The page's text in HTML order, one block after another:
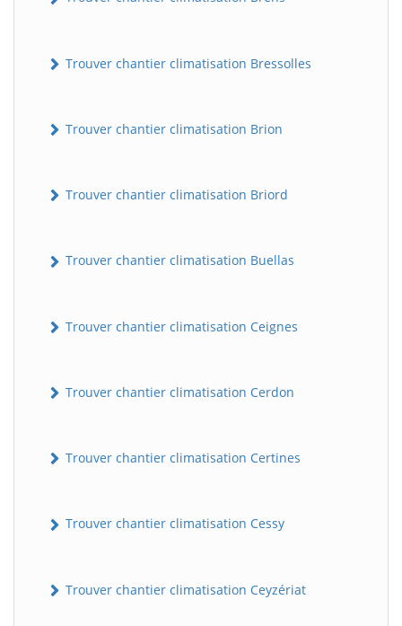
Trouver chantier climatisation Bressolles
Trouver chantier climatisation Brion
Trouver chantier climatisation Briord
Trouver chantier climatisation Buellas
Trouver chantier climatisation Ceignes
Trouver chantier climatisation Cerdon
Trouver chantier climatisation Certines
Trouver chantier climatisation Cessy
Trouver chantier climatisation Ceyzériat